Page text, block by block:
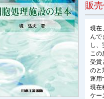
販
現在
んで
し、
こ
受賞
のと
運用
現在
ケー